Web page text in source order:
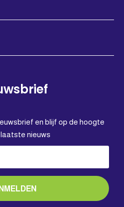
en blijf op de hoogte
nieuws